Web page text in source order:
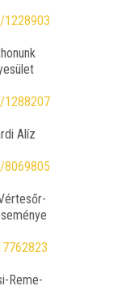
1288207
Alíz
Reme­